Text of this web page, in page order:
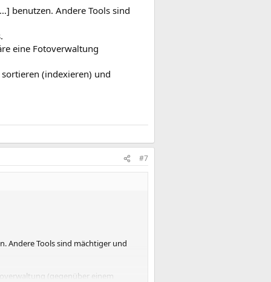
benutzen. Andere Tools sind
eine Fotoverwaltung
(indexieren) und
#7
Andere Tools sind mächtiger und
(gegenüber einem